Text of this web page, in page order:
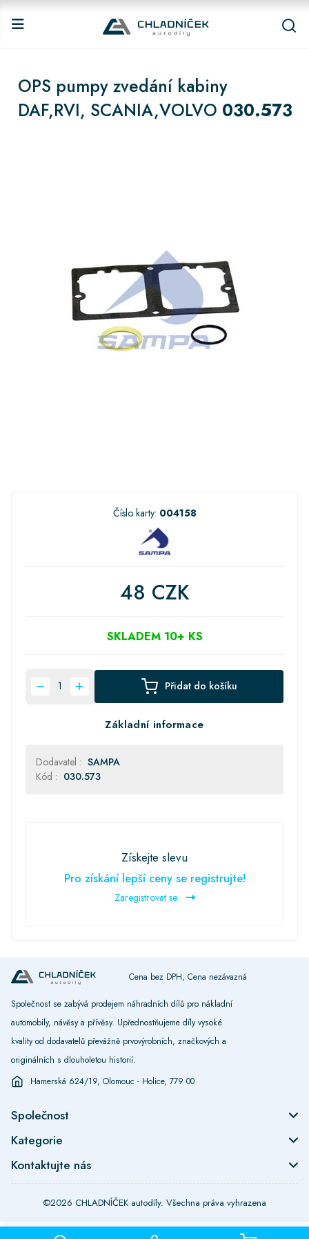
OPS pumpy zvedání kabiny
DAF,RVI, SCANIA,VOLVO 030.573
Číslo karty: 004158
48 CZK
SKLADEM 10+ KS
Přidat do košíku
Základní informace
Dodavatel : SAMPA
Kód : 030.573
Získejte slevu
Pro získání lepší ceny se registrujte!
Zaregistrovat se
Cena bez DPH, Cena nezávazná
Společnost se zabývá prodejem náhradních dílů pro nákladní
automobily, návěsy a přívěsy. Upřednostňujeme díly vysoké
kvality od dodavatelů převážně prvovýrobních, značkových a
originálních s dlouholetou historií.
Hamerská 624/19, Olomouc - Holice, 779 00
Společnost
Kategorie
Kontaktujte nás
©2026 CHLADNÍČEK autodíly. Všechna práva vyhrazena